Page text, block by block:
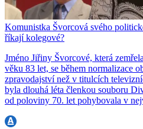
Komunistka Švorcová svého
říkají kolegové?
Jméno Jiřiny Švorcové, která
věku 83 let, se během normalizace
zpravodajství než v titulcích
byla dlouhá léta členkou souboru
od poloviny 70. let pohybovala v